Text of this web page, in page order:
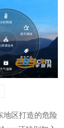
地区打造的危险